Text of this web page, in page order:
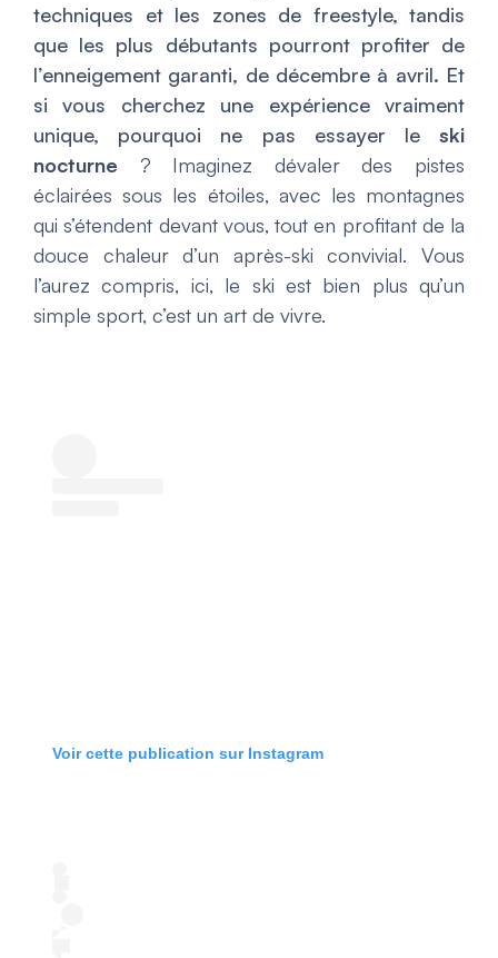
techniques et les zones de freestyle, tandis
que les plus débutants pourront profiter de
l’enneigement garanti, de décembre à avril. Et
si vous cherchez une expérience vraiment
unique, pourquoi ne pas essayer leski
nocturne ? Imaginez dévaler des pistes
éclairées sous les étoiles, avec les montagnes
qui s’étendent devant vous, tout en profitant de la
douce chaleur d’un après-ski convivial. Vous
l’aurez compris, ici, le ski est bien plus qu’un
simple sport, c’est un art de vivre.
Voir cette publication sur Instagram